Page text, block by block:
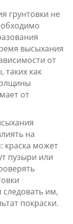
грунтовки не
высыхания
от
таких как
от
на
краска может
пузыри или
им,
покраски.